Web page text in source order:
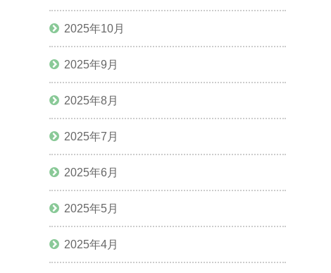
2025年10月
2025年9月
2025年8月
2025年7月
2025年6月
2025年5月
2025年4月